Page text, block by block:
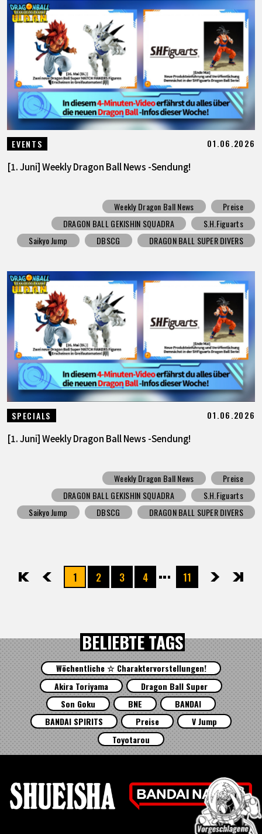
EVENTS 01.06.2026
[1. Juni] Weekly Dragon Ball News -Sendung!
Weekly Dragon Ball News
Preise
DRAGON BALL GEKISHIN SQUADRA
S.H.Figuarts
Saikyo Jump
DBSCG DRAGON BALL SUPER DIVERS
SPECIALS 01.06.2026
[1. Juni] Weekly Dragon Ball News -Sendung!
Weekly Dragon Ball News
Preise
DRAGON BALL GEKISHIN SQUADRA
S.H.Figuarts
Saikyo Jump
DBSCG DRAGON BALL SUPER DIVERS
先頭 前へ1 2 3 4 11次へ最後
BELIEBTE TAGS
Wöchentliche ☆ Charaktervorstellungen!
Akira Toriyama
Dragon Ball Super
Son Goku
BNE
BANDAI
BANDAI SPIRITS
Preise
V Jump
Toyotarou